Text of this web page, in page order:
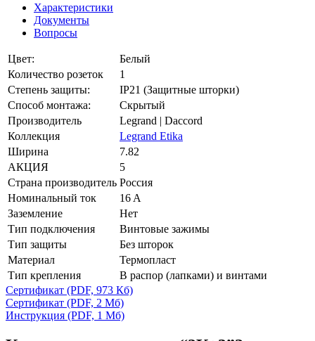
Характеристики
Документы
Вопросы
Цвет:
Белый
Количество розеток
1
Степень защиты:
IP21 (Защитные шторки)
Способ монтажа:
Скрытый
Производитель
Legrand | Daccord
Коллекция
Legrand Etika
Ширина
7.82
АКЦИЯ
5
Страна производитель Россия
Номинальный ток
16 A
Заземление
Нет
Тип подключения
Винтовые зажимы
Тип защиты
Без шторок
Материал
Термопласт
Тип крепления
В распор (лапками) и винтами
Сертификат (PDF, 973 Кб)
Сертификат (PDF, 2 Мб)
Инструкция (PDF, 1 Мб)